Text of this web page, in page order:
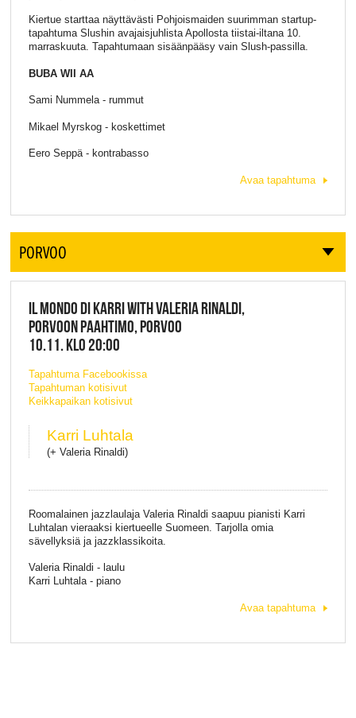
Kiertue starttaa näyttävästi Pohjoismaiden suurimman startup-
tapahtuma Slushin avajaisjuhlista Apollosta tiistai-iltana 10.
marraskuuta. Tapahtumaan sisäänpääsy vain Slush-passilla.
BUBA WII AA
Sami Nummela - rummut
Mikael Myrskog - koskettimet
Eero Seppä - kontrabasso
Avaa tapahtuma
PORVOO
IL MONDO DI KARRI WITH VALERIA RINALDI,
PORVOON PAAHTIMO, PORVOO
10.11. KLO 20:00
Tapahtuma Facebookissa
Tapahtuman kotisivut
Keikkapaikan kotisivut
Karri Luhtala
(+ Valeria Rinaldi)
Roomalainen jazzlaulaja Valeria Rinaldi saapuu pianisti Karri
Luhtalan vieraaksi kiertueelle Suomeen. Tarjolla omia
sävellyksiä ja jazzklassikoita.
Valeria Rinaldi - laulu
Karri Luhtala - piano
Avaa tapahtuma